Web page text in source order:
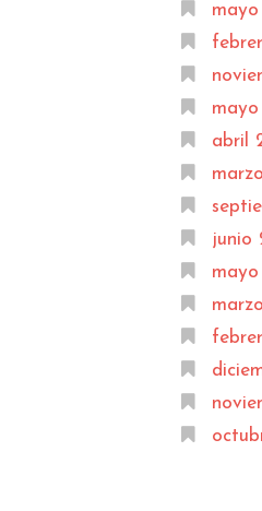
mayo
mayo
abril
junio
mayo